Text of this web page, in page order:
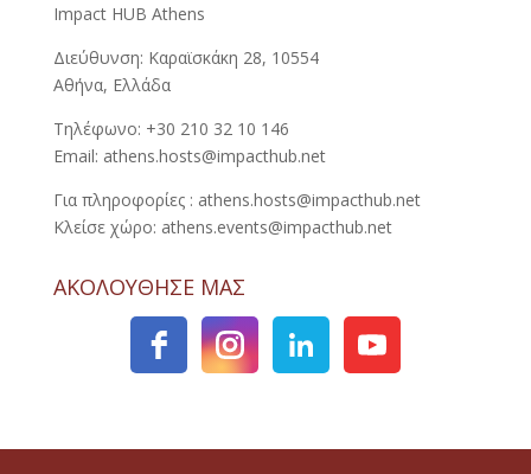
Impact HUB Athens
Διεύθυνση: Καραϊσκάκη 28, 10554
Αθήνα, Ελλάδα
Τηλέφωνο: +30 210 32 10 146
Email: athens.hosts@impacthub.net
Για πληροφορίες : athens.hosts@impacthub.net
Κλείσε χώρο: athens.events@impacthub.net
ΑΚΟΛΟΥΘΗΣΕ ΜΑΣ